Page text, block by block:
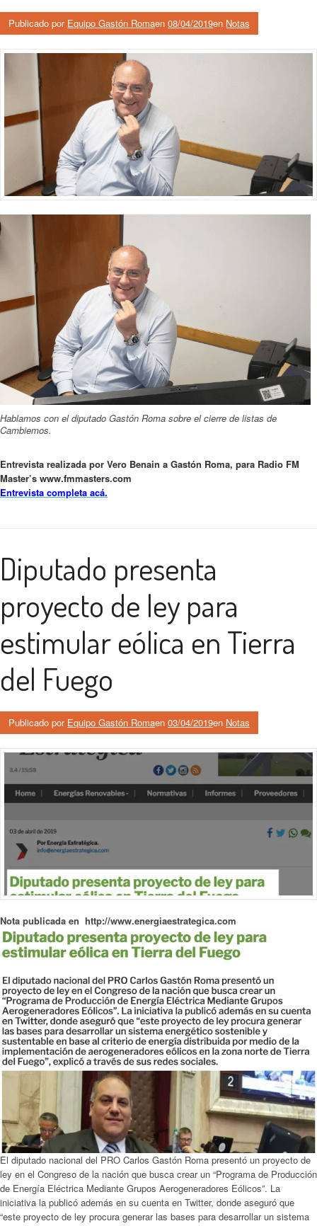
Publicado por Equipo Gastón Romaen 08/04/2019en Notas
Hablamos con el diputado Gastón Roma sobre el cierre de listas de
Cambiemos.
Entrevista realizada por Vero Benain a Gastón Roma, para Radio FM
Master’s www.fmmasters.com
Entrevista completa acá.
Diputado presenta
proyecto de ley para
estimular eólica en Tierra
del Fuego
Publicado por Equipo Gastón Romaen 03/04/2019en Notas
Nota publicada en http://www.energiaestrategica.com
El diputado nacional del PRO Carlos Gastón Roma presentó un proyecto de
ley en el Congreso de la nación que busca crear un “Programa de Producción
de Energía Eléctrica Mediante Grupos Aerogeneradores Eólicos”. La
iniciativa la publicó además en su cuenta en Twitter, donde aseguró que
“este proyecto de ley procura generar las bases para desarrollar un sistema